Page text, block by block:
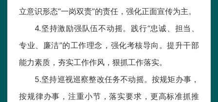
立意识形态“一岗双责”的责任，强化正面宣传为主。
4.坚持激励强队伍不动摇。践行“忠诚、担当、
专业、廉洁”的工作理念，强化考核导向。提升干部
能力素质，夯实工作作风，狠抓工作落实。
5.坚持巡视巡察整改任务不动摇。按规矩办事，
按规律办事，注重小节，落实要求，更高标准抓推